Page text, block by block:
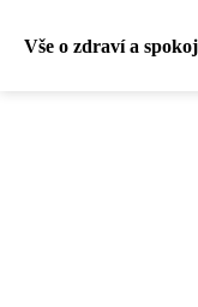
Vše o zdraví a